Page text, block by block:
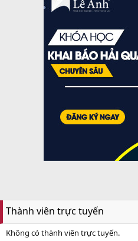
Thành viên trực tuyến
Không có thành viên trực tuyến.